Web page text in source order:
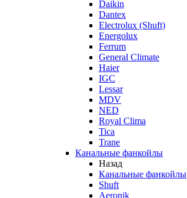
Daikin
Dantex
Electrolux (Shuft)
Energolux
Ferrum
General Climate
Haier
IGC
Lessar
MDV
NED
Royal Clima
Tica
Trane
Канальные фанкойлы
Назад
Канальные фанкойлы
Shuft
Aeronik